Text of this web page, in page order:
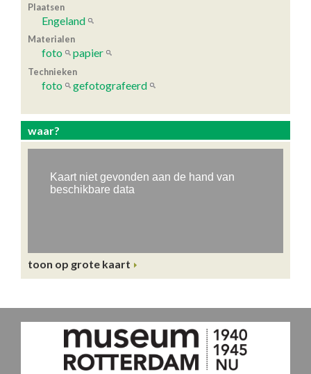
Plaatsen
Engeland
Materialen
foto papier
Technieken
foto gefotografeerd
waar?
toon op grote kaart